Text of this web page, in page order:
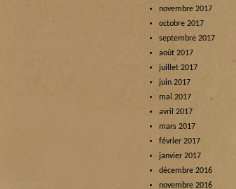
novembre 2017
octobre 2017
septembre 2017
août 2017
juillet 2017
juin 2017
mai 2017
avril 2017
mars 2017
février 2017
janvier 2017
décembre 2016
novembre 2016